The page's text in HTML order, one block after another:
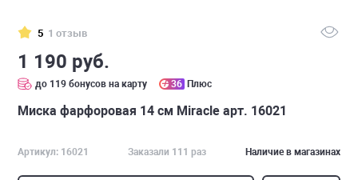
5 1 отзыв
1 190 руб.
до 119 бонусов на карту 36 Плюс
Миска фарфоровая 14 см Miracle арт. 16021
Артикул: 16021 Заказали 111 раз Наличие в магазинах